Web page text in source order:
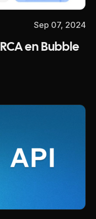
Sep 07, 2024
en Bubble